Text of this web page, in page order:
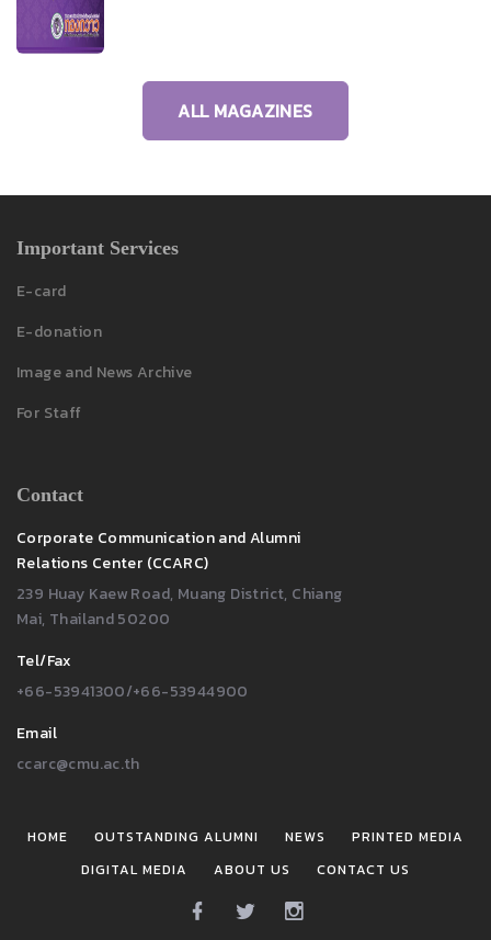
ALL MAGAZINES
Important Services
E-card
E-donation
Image and News Archive
For Staff
Contact
Corporate Communication and Alumni
Relations Center (CCARC)
239 Huay Kaew Road, Muang District, Chiang
Mai, Thailand 50200
Tel/Fax
+66-53941300/+66-53944900
Email
ccarc@cmu.ac.th
HOME OUTSTANDING ALUMNI NEWS
PRINTED MEDIA
DIGITAL MEDIA
ABOUT US CONTACT US